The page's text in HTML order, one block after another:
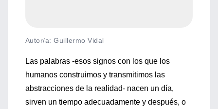
Autor/a: Guillermo Vidal
Las palabras -esos signos con los que los
humanos construimos y transmitimos las
abstracciones de la realidad- nacen un día,
sirven un tiempo adecuadamente y después, o